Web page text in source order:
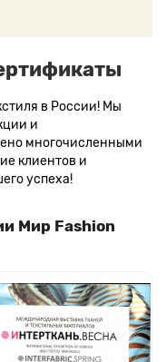
в России! Мы
и
многочисленными
клиентов и
успеха!
Мир Fashion